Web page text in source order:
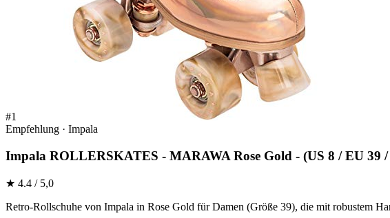
#1
Empfehlung · Impala
Impala ROLLERSKATES - MARAWA Rose Gold - (US 8 / EU 39
★ 4.4 / 5,0
Retro-Rollschuhe von Impala in Rose Gold für Damen (Größe 39), die mit robustem